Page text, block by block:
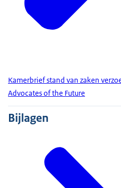
Kamerbrief stand van zaken
Advocates of the Future
Bijlagen